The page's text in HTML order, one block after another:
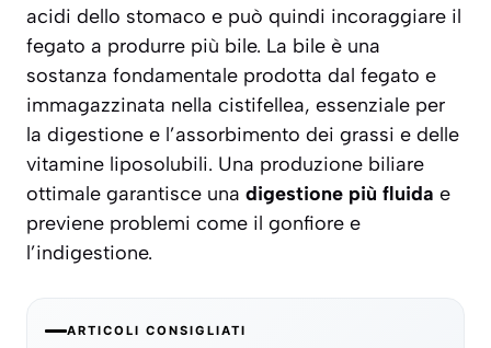
acidi dello stomaco e può quindi incoraggiare il
fegato a produrre più bile. La bile è una
sostanza fondamentale prodotta dal fegato e
immagazzinata nella cistifellea, essenziale per
la digestione e l’assorbimento dei grassi e delle
vitamine liposolubili. Una produzione biliare
ottimale garantisce una digestione più fluida e
previene problemi come il gonfiore e
l’indigestione.
ARTICOLI CONSIGLIATI